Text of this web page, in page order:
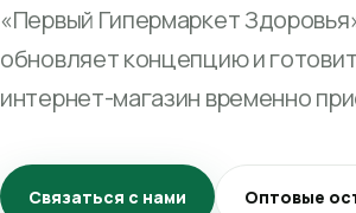
«Первый Гипермаркет
обновляет концепцию и
интернет-магазин временно
Связаться с нами Оптовые